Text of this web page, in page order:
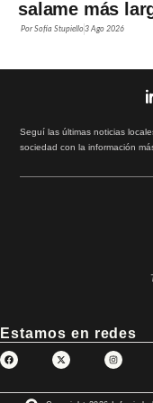
salame más
PorSofía Stupiello3 Ago 2026
Seguí las últimas noticias
sociedad con la información
Estamos en redes